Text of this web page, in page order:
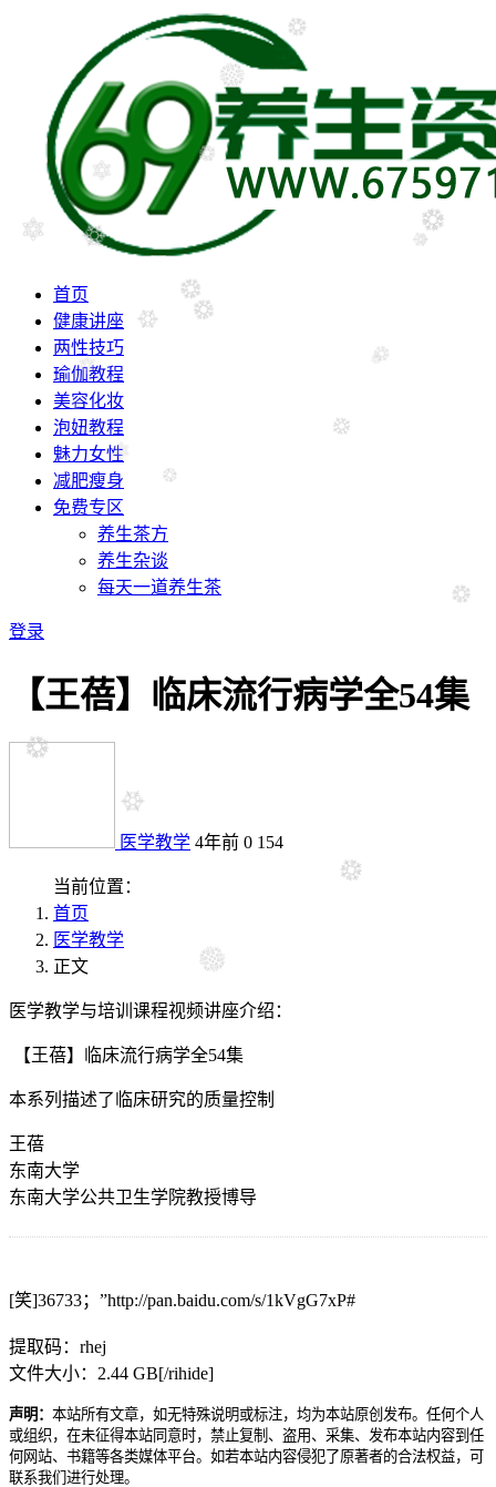
首页
健康讲座
两性技巧
瑜伽教程
美容化妆
泡妞教程
魅力女性
减肥瘦身
免费专区
养生茶方
养生杂谈
每天一道养生茶
登录
【王蓓】临床流行病学全54集
医学教学 4年前 0 154
当前位置：
首页
医学教学
正文
医学教学与培训课程视频讲座介绍：
【王蓓】临床流行病学全54集
本系列描述了临床研究的质量控制
王蓓
东南大学
东南大学公共卫生学院教授博导
[笑]36733；”http://pan.baidu.com/s/1kVgG7xP#
提取码：rhej
文件大小：2.44 GB[/rihide]
声明： 本站所有文章，如无特殊说明或标注，均为本站原创发布。任何个人
或组织，在未征得本站同意时，禁止复制、盗用、采集、发布本站内容到任
何网站、书籍等各类媒体平台。如若本站内容侵犯了原著者的合法权益，可
联系我们进行处理。